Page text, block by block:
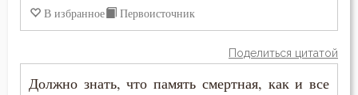
Исповедь
Кротость
В избранное Первоисточник
Поделиться цитатой
Должно знать, что память смертная, как и все